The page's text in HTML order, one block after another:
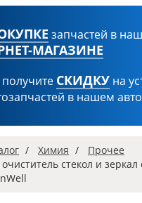
запчастей в
МАГАЗИНЕ
СКИДКУ на
в нашем
Химия
Прочее
стекол и зеркал